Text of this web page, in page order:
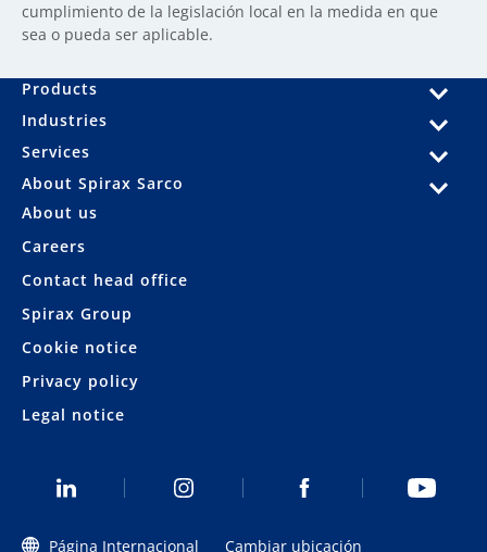
cumplimiento de la legislación local en la medida en que
sea o pueda ser aplicable.
Products
Industries
Services
About Spirax Sarco
About us
Careers
Contact head office
Spirax Group
Cookie notice
Privacy policy
Legal notice
Página Internacional Cambiar ubicación